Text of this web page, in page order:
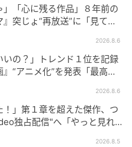
」「心に残る作品」８年前の
』突じょ“再放送”に「見てほ
2026.8.6
いの？」トレンド１位を記録
“アニメ化”を発表「最高す
2026.8.6
！」第１章を超えた傑作、つ
独占配信"へ「やっと見れ
2026.8.5